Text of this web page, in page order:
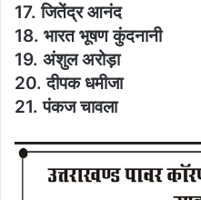
17. जितेंद्र आनंद
18. भारत भूषण कुंदनानी
19. अंशुल अरोड़ा
20. दीपक धमीजा
21. पंकज चावला